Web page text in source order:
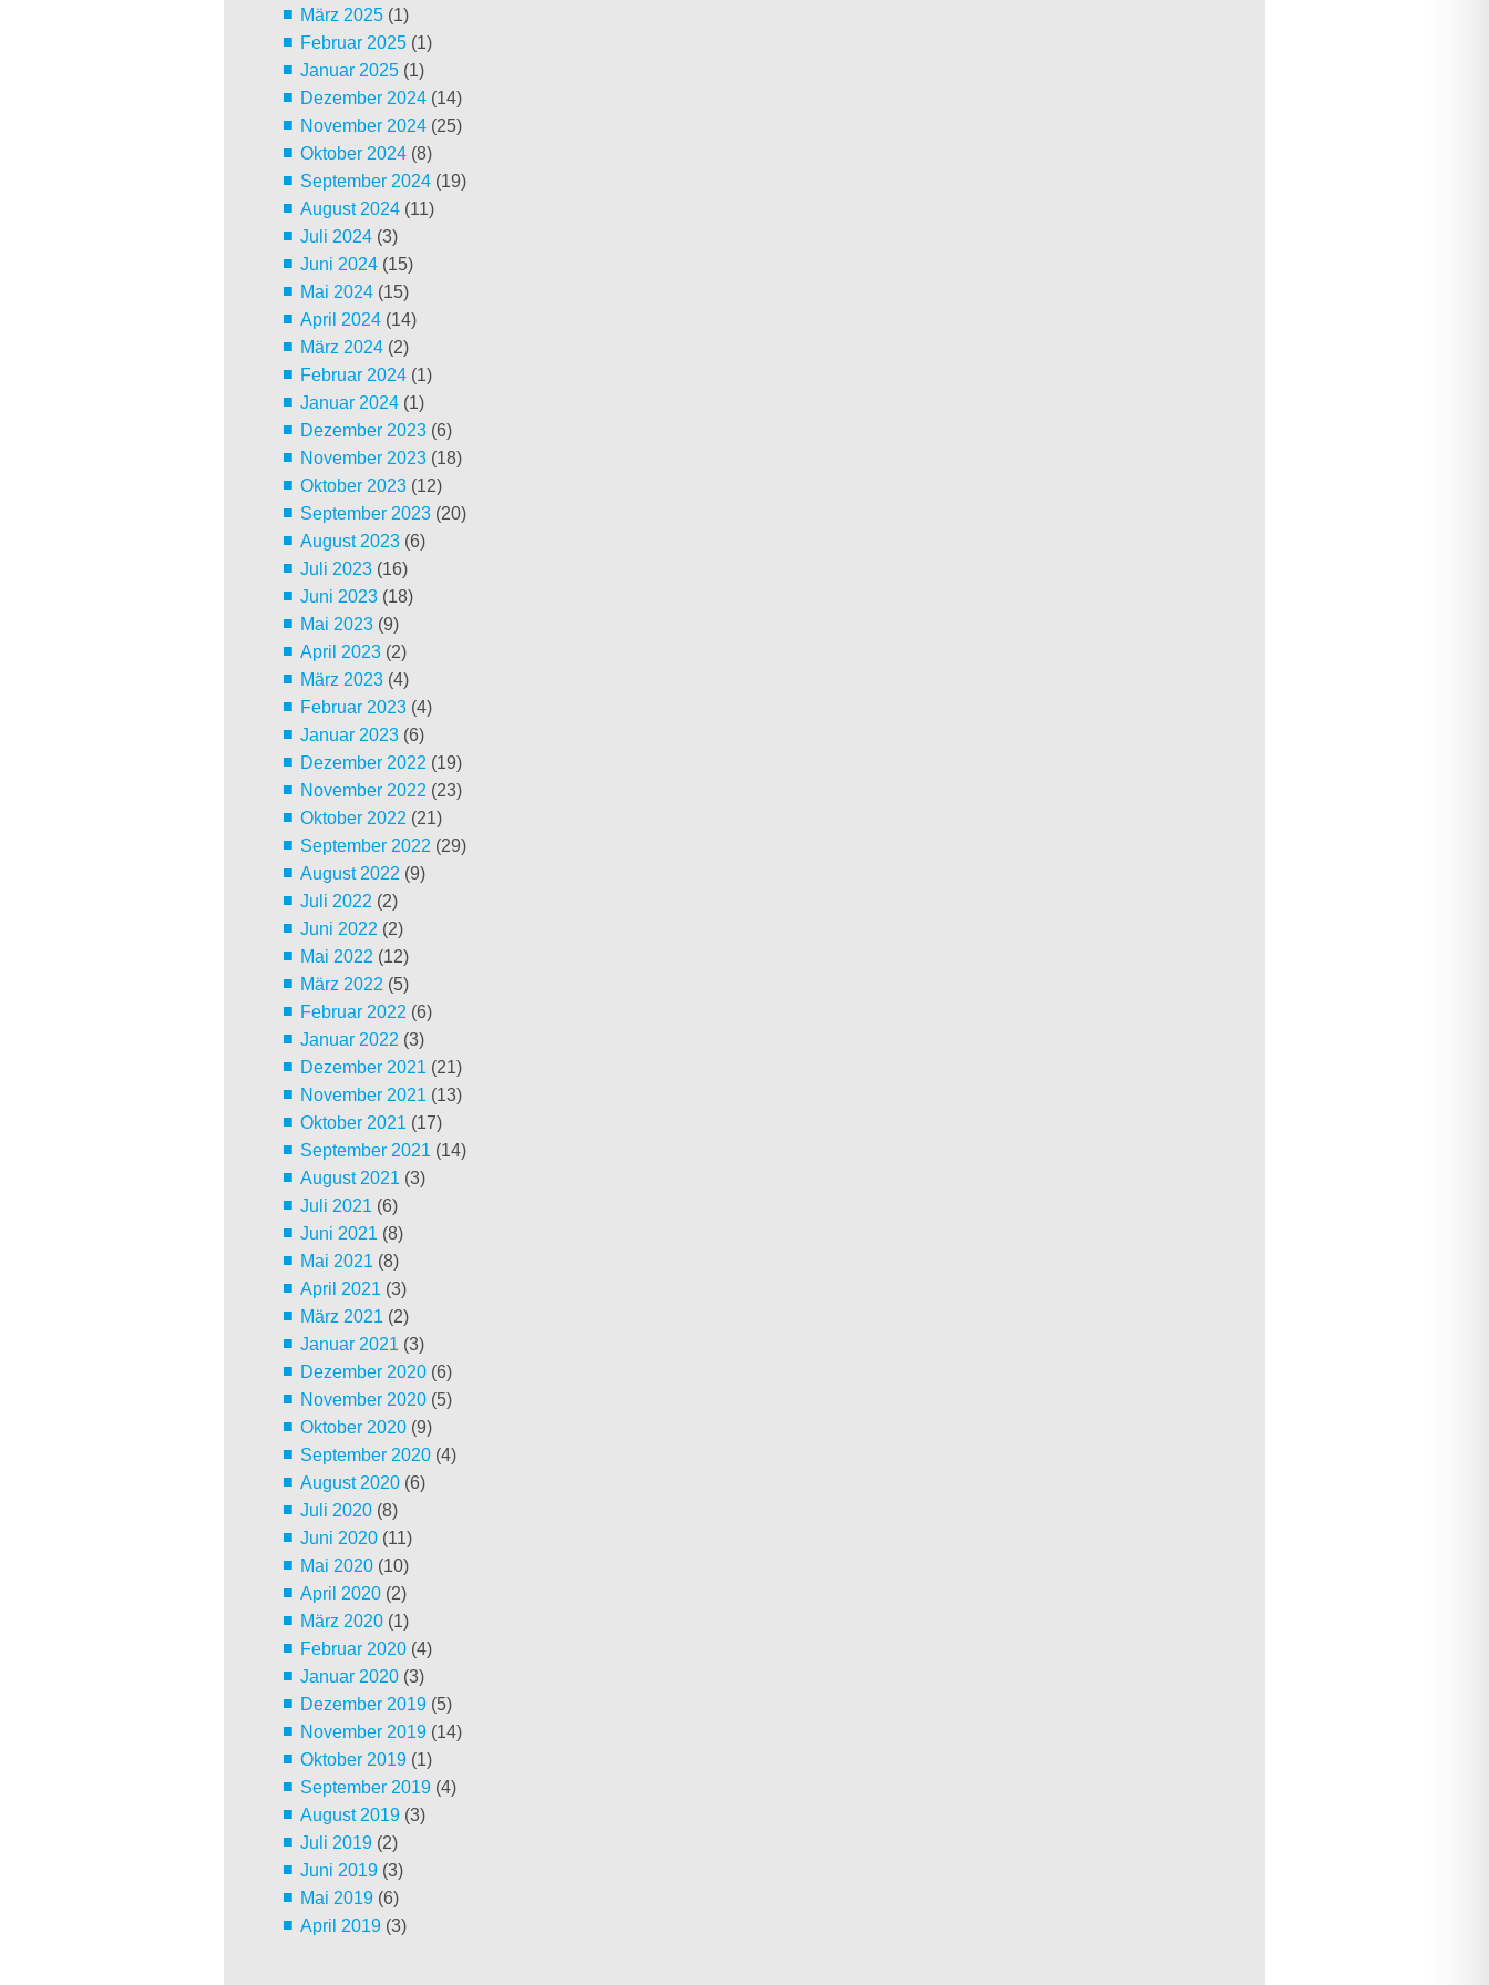
März 2025(1)
Februar 2025(1)
Januar 2025(1)
Dezember 2024(14)
November 2024(25)
Oktober 2024(8)
September 2024(19)
August 2024(11)
Juli 2024(3)
Juni 2024(15)
Mai 2024(15)
April 2024(14)
März 2024(2)
Februar 2024(1)
Januar 2024(1)
Dezember 2023(6)
November 2023(18)
Oktober 2023(12)
September 2023(20)
August 2023(6)
Juli 2023(16)
Juni 2023(18)
Mai 2023(9)
April 2023(2)
März 2023(4)
Februar 2023(4)
Januar 2023(6)
Dezember 2022 (19)
November 2022 (23)
Oktober 2022 (21)
September 2022 (29)
August 2022 (9)
Juli 2022 (2)
Juni 2022 (2)
Mai 2022 (12)
März 2022 (5)
Februar 2022 (6)
Januar 2022 (3)
Dezember 2021 (21)
November 2021 (13)
Oktober 2021 (17)
September 2021 (14)
August 2021 (3)
Juli 2021 (6)
Juni 2021 (8)
Mai 2021 (8)
April 2021 (3)
März 2021 (2)
Januar 2021 (3)
Dezember 2020(6)
November 2020(5)
Oktober 2020(9)
September 2020(4)
August 2020(6)
Juli 2020(8)
Juni 2020(11)
Mai 2020(10)
April 2020(2)
März 2020(1)
Februar 2020(4)
Januar 2020(3)
Dezember 2019(5)
November 2019(14)
Oktober 2019(1)
September 2019(4)
August 2019(3)
Juli 2019(2)
Juni 2019(3)
Mai 2019(6)
April 2019(3)